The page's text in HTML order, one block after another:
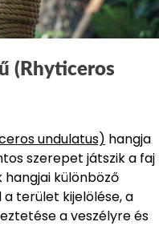
(Rhyticeros
undulatus) hangja
szerepet játszik a faj
különböző
terület kijelölése, a
a veszélyre és